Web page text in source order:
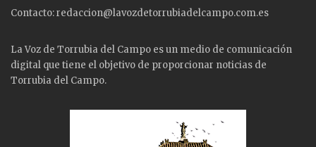
Contacto: redaccion@lavozdetorrubiadelcampo.com.es
La Voz de Torrubia del Campo es un medio de comunicación
digital que tiene el objetivo de proporcionar noticias de
Torrubia del Campo.